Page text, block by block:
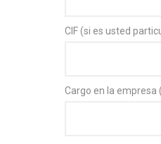
CIF (si es usted
Cargo en la